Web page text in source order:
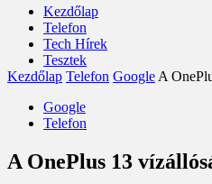
Kezdőlap
Telefon
Tech Hírek
Tesztek
Kezdőlap Telefon Google A
Google
Telefon
A OnePlus 13